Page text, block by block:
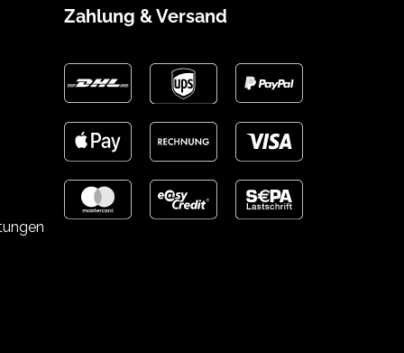
Zahlung & Versand